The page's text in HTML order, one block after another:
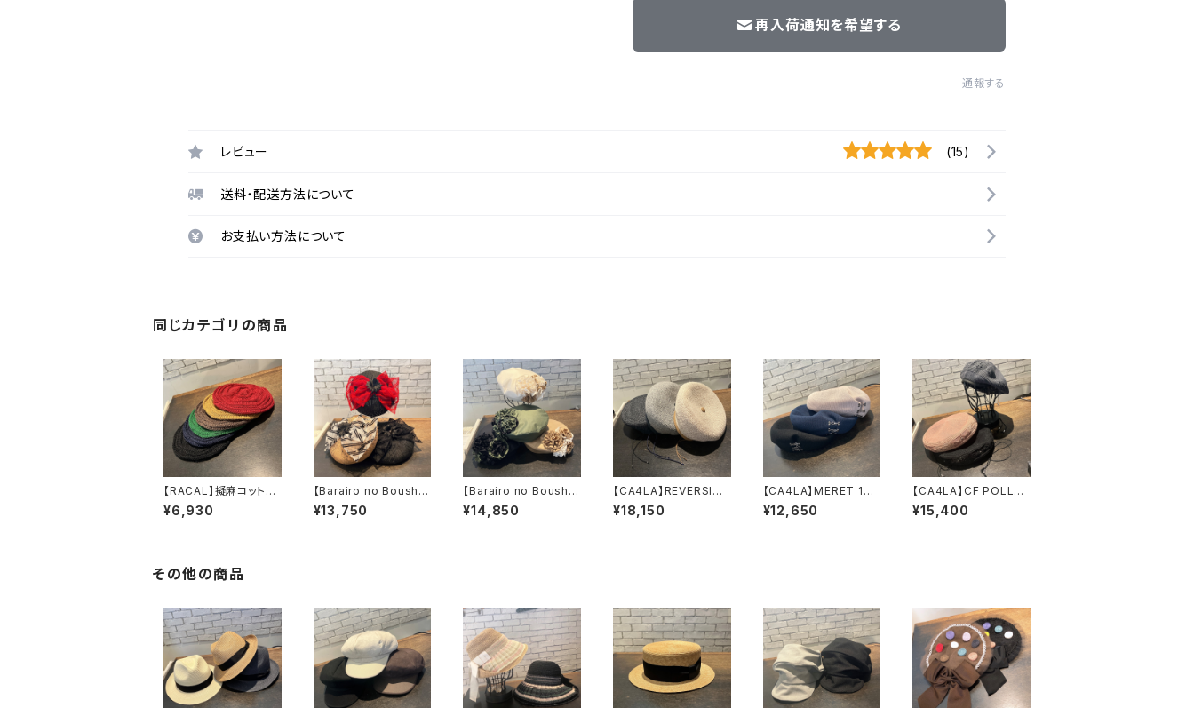
再入荷通知を希望する
通報する
レビュー (15)
送料・配送方法について
お支払い方法について
同じカテゴリの商品
【RACAL】擬麻コットン
ラスタタムベレー
ベレー RL-26-14
¥6,930
【Barairo no Boushi】
フロッキーリボンベレ
ー ベレー L
¥13,750
【Barairo no Boushi】
共バラベレー ベ
レー L008430
¥14,850
【CA4LA】REVERSIBL
E LPB BERET
ベレー DOU020
¥18,150
【CA4LA】MERET 10
ベレー ZK
N02641
¥12,650
【CA4LA】CF POLLEN
ベレー SH
K01305
¥15,400
その他の商品